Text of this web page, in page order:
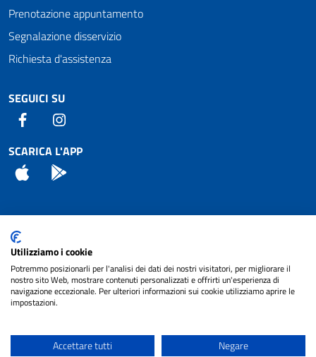
Prenotazione appuntamento
Segnalazione disservizio
Richiesta d'assistenza
SEGUICI SU
Facebook
SCARICA L'APP
App Store
Attuazione Misure PNRR
Piano di miglioramento del sito
Note legali
cura diNET SMART
Utilizziamo i cookie
Potremmo posizionarli per l'analisi dei dati dei nostri visitatori, per migliorare il
nostro sito Web, mostrare contenuti personalizzati e offrirti un'esperienza di
navigazione eccezionale. Per ulteriori informazioni sui cookie utilizziamo aprire le
impostazioni.
Accettare tutti Negare